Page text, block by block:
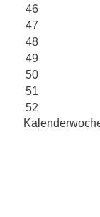
46
47
48
49
50
51
52